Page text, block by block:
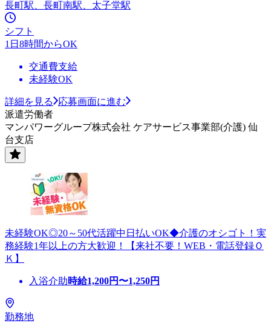
長町駅、長町南駅、太子堂駅
シフト
1日8時間からOK
交通費支給
未経験OK
詳細を見る
応募画面に進む
派遣労働者
マンパワーグループ株式会社 ケアサービス事業部(介護) 仙
台支店
未経験OK◎20～50代活躍中日払いOK◆介護のオシゴト！実
務経験1年以上の方大歓迎！【来社不要！WEB・電話登録Ｏ
Ｋ】
入浴介助時給1,200円〜1,250円
勤務地